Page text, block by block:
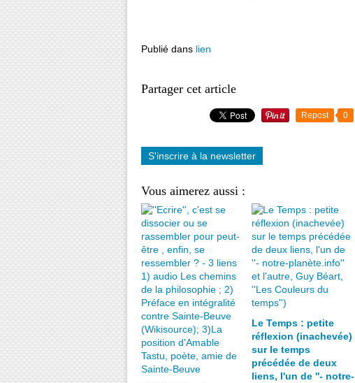
Publié dans lien
Partager cet article
Repost 0
S'inscrire à la newsletter
Vous aimerez aussi :
Le Temps : petite
réflexion (inachevée)
sur le temps
précédée de deux
liens, l'un de ''- notre-